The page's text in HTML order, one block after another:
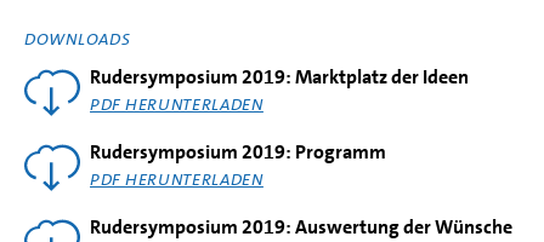
DOWNLOADS
Rudersymposium 2019: Marktplatz der Ideen
PDF HERUNTERLADEN
Rudersymposium 2019: Programm
PDF HERUNTERLADEN
Rudersymposium 2019: Auswertung der Wünsche